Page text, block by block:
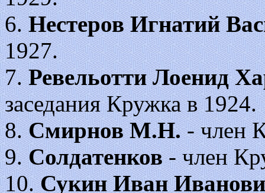
6.Нестеров Игнатий
1927.
7.Ревельотти Лоенид
заседания Кружка в 1924.
8.Смирнов М.Н.- член
9.Солдатенков- член
10.Сукин Иван